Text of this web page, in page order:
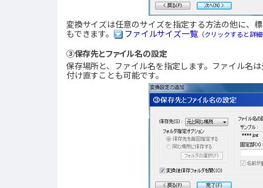
変換サイズは任意のサイズを指定する方法の他に、
もできます。
ファイルサイズ一覧 （クリックすると詳
③保存先とファイル名の設定
保存場所と、ファイル名を指定します。ファイル名
付け直すことも可能です。